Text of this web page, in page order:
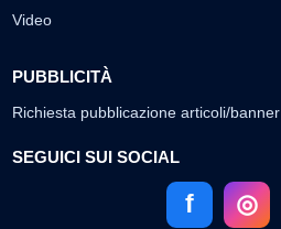
Video
PUBBLICITÀ
Richiesta pubblicazione articoli/banner
SEGUICI SUI SOCIAL
f ◎